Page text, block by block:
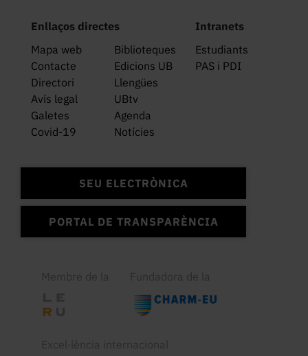
Enllaços directes
Mapa web
Biblioteques
Contacte
Edicions UB
Directori
Llengües
Avís legal
UBtv
Galetes
Agenda
Covid-19
Notícies
Intranets
Estudiants
PAS i PDI
SEU ELECTRÒNICA
PORTAL DE TRANSPARÈNCIA
Membre de la Fundadora de la
Excel·lència internacional